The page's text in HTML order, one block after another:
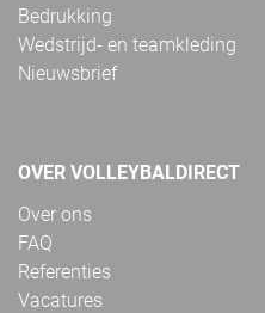
Bedrukking
Wedstrijd- en teamkleding
Nieuwsbrief
OVER VOLLEYBALDIRECT
Over ons
FAQ
Referenties
Vacatures